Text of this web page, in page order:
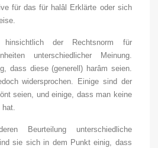
für das für halâl Erklärte oder sich
der Rechtsnorm für
unterschiedlicher Meinung.
dass diese (generell) harâm seien.
widersprochen. Einige sind der
seien, und einige, dass man keine
hat.
Beurteilung unterschiedliche
sie sich in dem Punkt einig, dass